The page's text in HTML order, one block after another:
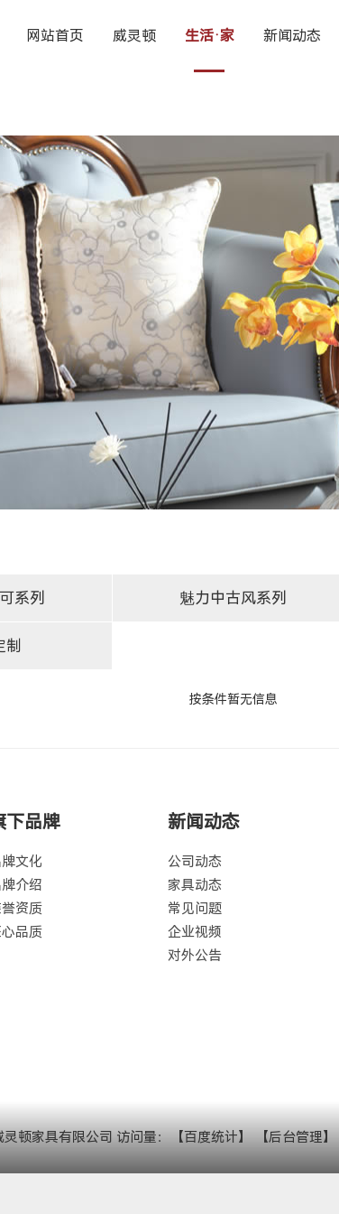
网站首页 威灵顿 生活·家 新闻动态
系列 魅力中古风系列
制
按条件暂无信息
下品牌
文化
介绍
资质
心品质
新闻动态
公司动态
家具动态
常见问题
企业视频
对外公告
顿家具有限公司 访问量： 【百度统计】 【后台管理】